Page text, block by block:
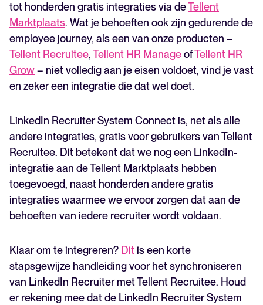
tot honderden gratis integraties via deTellent
Marktplaats. Wat je behoeften ook zijn gedurende de
employee journey, als een van onze producten –
Tellent Recruitee,Tellent HR ManageofTellent HR
Grow– niet volledig aan je eisen voldoet, vind je vast
en zeker een integratie die dat wel doet.
LinkedIn Recruiter System Connect is, net als alle
andere integraties, gratis voor gebruikers van Tellent
Recruitee. Dit betekent dat we nog een LinkedIn-
integratie aan de Tellent Marktplaats hebben
toegevoegd, naast honderden andere gratis
integraties waarmee we ervoor zorgen dat aan de
behoeften van iedere recruiter wordt voldaan.
Klaar om te integreren? Ditis een korte
stapsgewijze handleiding voor het synchroniseren
van LinkedIn Recruiter met Tellent Recruitee. Houd
er rekening mee dat de LinkedIn Recruiter System